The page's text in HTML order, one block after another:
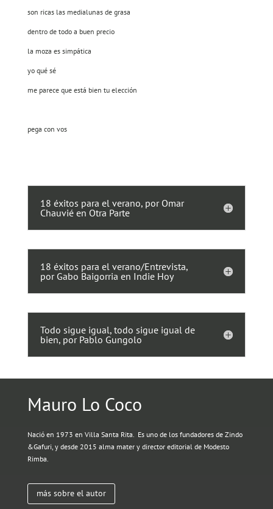
son ricas las medialunas de grasa
dentro de todo a buen precio
la moza es simpática
yo qué sé
me parece que está bien tu elección
pega con vos
18 éxitos para el verano, por Omar
Chauvié en Otra Parte
18 éxitos para el verano/Entrevista,
por Gabo Baigorria en Indie Hoy
Todo sigue igual, todo sigue igual de
bien, por Pablo Gungolo
Mauro Lo Coco
Nació en 1973 en Villa Santa Rita. Es uno de los fundadores de Zindo
&Gafuri, y desde 2015 alma mater y director editorial de Modesto
Rimba.
más sobre el autor